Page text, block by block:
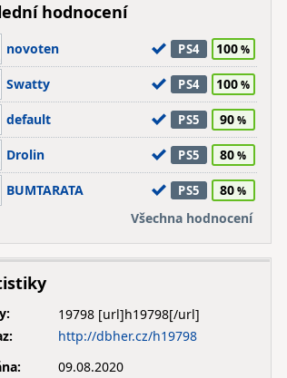
hodnocení
novoten PS4 100
Swatty PS4 100
default PS5 90
Drolin PS5 80
BUMTARATA PS5
80
Všechna hodnocení
19798
http://dbher.cz/h19798
09.08.2020